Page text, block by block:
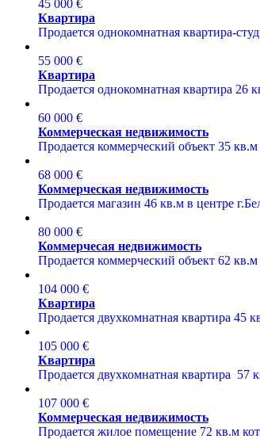
45 000 €
Квартира
Продается однокомнатная квартира-
55 000 €
Квартира
Продается однокомнатная квартира 26
60 000 €
Коммерческая недвижимость
Продается коммерческий объект 35
68 000 €
Коммерческая недвижимость
Продается магазин 46 кв.м в центре
80 000 €
Коммерчесая недвижимость
Продается коммерческий объект 62
104 000 €
Квартира
Продается двухкомнатная квартира 45
105 000 €
Квартира
Продается двухкомнатная квартира 57
107 000 €
Коммерческая недвижимость
Продается жилое помещение 72 кв.м